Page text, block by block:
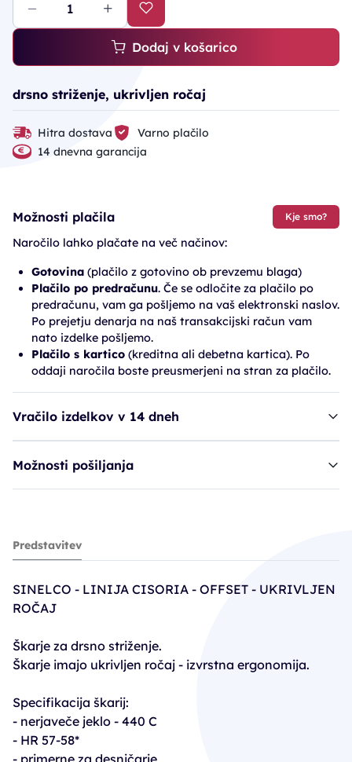
Dodaj v košarico
drsno striženje, ukrivljen ročaj
Hitra dostava
Varno plačilo
14 dnevna garancija
Možnosti plačila Kje smo?
Naročilo lahko plačate na več načinov:
Gotovina (plačilo z gotovino ob prevzemu blaga)
Plačilo po predračunu. Če se odločite za plačilo po
predračunu, vam ga pošljemo na vaš elektronski naslov.
Po prejetju denarja na naš transakcijski račun vam
nato izdelke pošljemo.
Plačilo s kartico (kreditna ali debetna kartica). Po
oddaji naročila boste preusmerjeni na stran za plačilo.
Vračilo izdelkov v 14 dneh
Možnosti pošiljanja
škarje SIB Cisoria 5,50" - offset
107,02€
125,90€
PC30: 100,72€
Predstavitev
SINELCO - LINIJA CISORIA - OFFSET - UKRIVLJEN
ROČAJ
Škarje za drsno striženje.
Škarje imajo ukrivljen ročaj - izvrstna ergonomija.
Specifikacija škarij:
- nerjaveče jeklo - 440 C
- HR 57-58*
- primerne za desničarje